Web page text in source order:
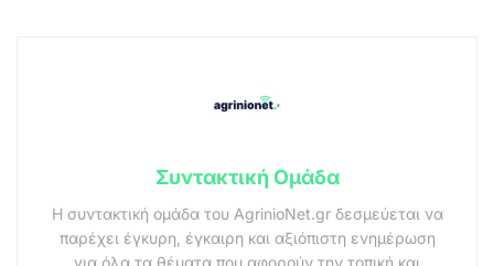
Συντακτική Ομάδα
Η συντακτική ομάδα του AgrinioNet.gr δεσμεύεται να
παρέχει έγκυρη, έγκαιρη και αξιόπιστη ενημέρωση
για όλα τα θέματα που αφορούν την τοπική και